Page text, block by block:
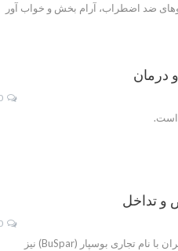
ضد اضطراب، آرام بخش و خواب آور
درمان
است.
و تداخل
بوسپیرون چیست؟ بوسپیرون (Buspirone) که خارج از ایران با نام تجاری بوسپار (BuSpar) نیز